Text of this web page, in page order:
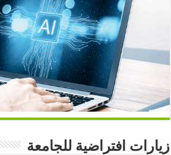
زيارات افتراضية للجامعة